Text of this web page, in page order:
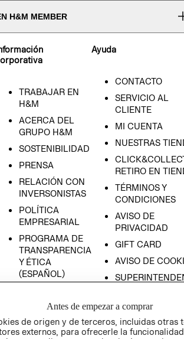
H&M MEMBER
TRABAJAR EN
H&M
ACERCA DEL
GRUPO H&M
SOSTENIBILIDAD
PRENSA
RELACIÓN CON
INVERSONISTAS
POLÍTICA
EMPRESARIAL
PROGRAMA DE
TRANSPARENCIA
Y ÉTICA
(ESPAÑOL)
TRANSPARENCIA
Ayuda
CONTACTO
SERVICIO AL
CLIENTE
MI CUENTA
NUESTRAS
RETIRO EN
TÉRMINOS Y
CONDICIONES
AVISO DE
PRIVACIDAD
GIFT CARD
AVISO DE
PETICIONES
QUEJAS Y
Antes de empezar a comprar
de origen y de terceros, incluidas otras
externos, para ofrecerle la